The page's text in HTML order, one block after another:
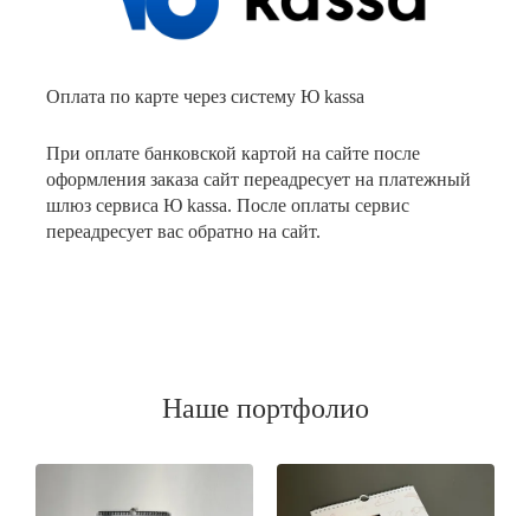
Оплата по карте через систему Ю kassa
При оплате банковской картой на сайте после
оформления заказа сайт переадресует на платежный
шлюз сервиса Ю kassa. После оплаты сервис
переадресует вас обратно на сайт.
Наше портфолио